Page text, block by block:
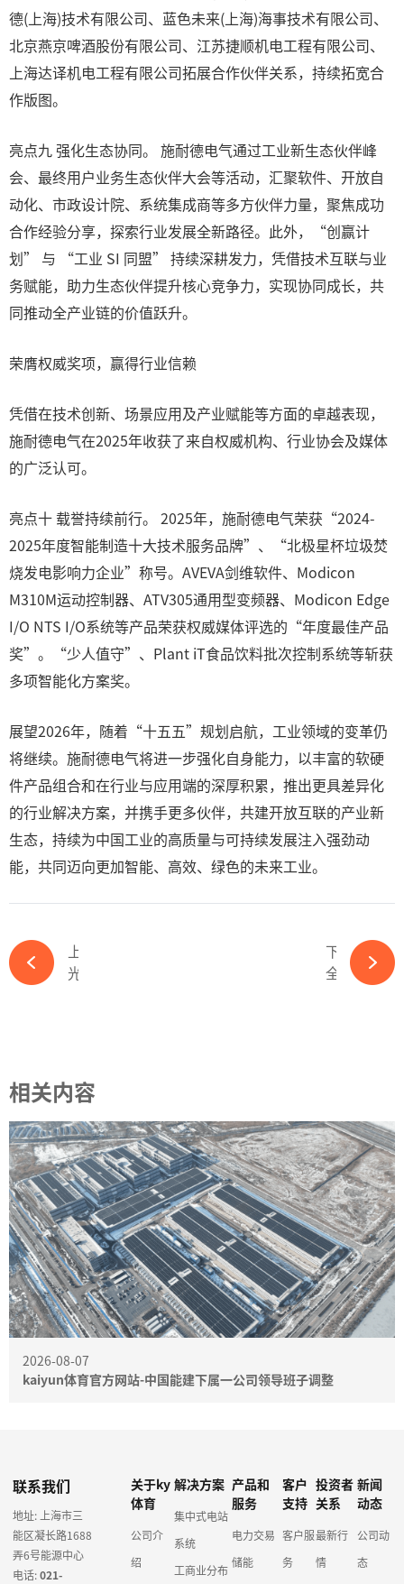
德(上海)技术有限公司、蓝色未来(上海)海事技术有限公司、
北京燕京啤酒股份有限公司、江苏捷顺机电工程有限公司、
上海达译机电工程有限公司拓展合作伙伴关系，持续拓宽合
作版图。
亮点九 强化生态协同。 施耐德电气通过工业新生态伙伴峰
会、最终用户业务生态伙伴大会等活动，汇聚软件、开放自
动化、市政设计院、系统集成商等多方伙伴力量，聚焦成功
合作经验分享，探索行业发展全新路径。此外，“创赢计
划” 与 “工业 SI 同盟” 持续深耕发力，凭借技术互联与业
务赋能，助力生态伙伴提升核心竞争力，实现协同成长，共
同推动全产业链的价值跃升。
荣膺权威奖项，赢得行业信赖
凭借在技术创新、场景应用及产业赋能等方面的卓越表现，
施耐德电气在2025年收获了来自权威机构、行业协会及媒体
的广泛认可。
亮点十 载誉持续前行。 2025年，施耐德电气荣获“2024-
2025年度智能制造十大技术服务品牌”、“北极星杯垃圾焚
烧发电影响力企业”称号。AVEVA剑维软件、Modicon
M310M运动控制器、ATV305通用型变频器、Modicon Edge
I/O NTS I/O系统等产品荣获权威媒体评选的“年度最佳产品
奖”。“少人值守”、Plant iT食品饮料批次控制系统等斩获
多项智能化方案奖。
展望2026年，随着“十五五”规划启航，工业领域的变革仍
将继续。施耐德电气将进一步强化自身能力，以丰富的软硬
件产品组合和在行业与应用端的深厚积累，推出更具差异化
的行业解决方案，并携手更多伙伴，共建开放互联的产业新
生态，持续为中国工业的高质量与可持续发展注入强劲动
能，共同迈向更加智能、高效、绿色的未来工业。
下一篇
全球最大加氢站—宣力（新疆）氢能加氢站项目在新疆哈密伊吾竣工并进入试生产阶段-kaiyun体育官方网站
相关内容
2026-08-07
kaiyun体育官方网站-中国能建下属一公司领导班子调整
联系我们
地址: 上海市三
能区凝长路1688
弄6号能源中心
电话:021-
关于ky
体育
公司介
绍
解决方案
集中式电站
系统
工商业分布
产品和
服务
电力交易
储能
客户
支持
客户服
务
投资者
关系
最新行
情
新闻
动态
公司动
态